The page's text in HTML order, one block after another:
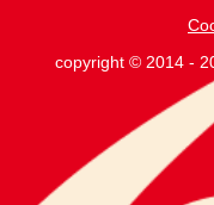
copyright © 2014 -